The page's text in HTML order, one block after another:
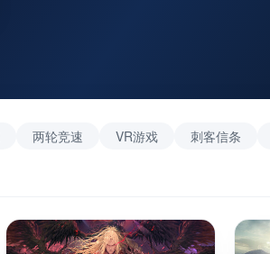
两轮竞速 VR游戏 刺客信条